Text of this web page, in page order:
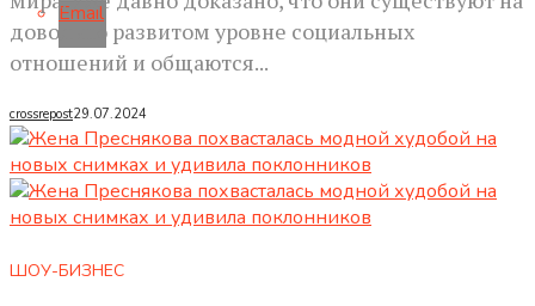
Email
довольно развитом уровне социальных
отношений и общаются...
crossrepost29.07.2024
ШОУ-БИЗНЕС